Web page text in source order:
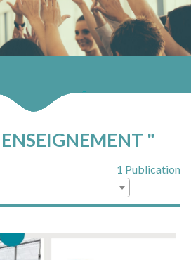
"
1 Publication